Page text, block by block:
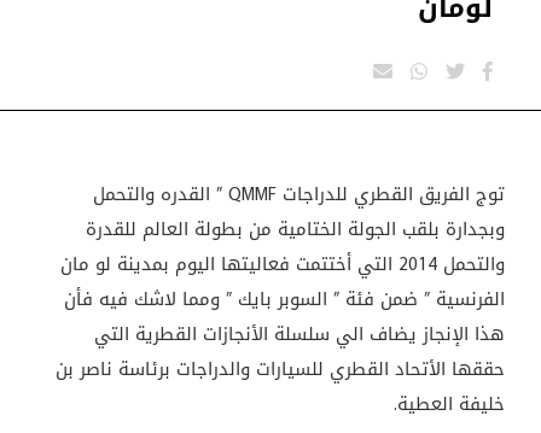
توج الفريق القطري للدراجات QMMF ” القدره والتحمل
وبجدارة بلقب الجولة الختامية من بطولة العالم للقدرة
والتحمل 2014 التي أختتمت فعاليتها اليوم بمدينة لو مان
الفرنسية ” ضمن فئة ” السوبر بايك ” ومما لاشك فيه فأن
هذا الإنجاز يضاف الي سلسلة الأنجازات القطرية التي
حققها الأتحاد القطري للسيارات والدراجات برئاسة ناصر بن
خليفة العطية.